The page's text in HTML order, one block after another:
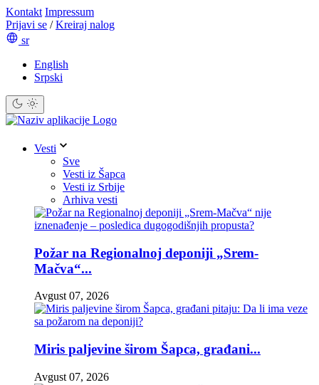
Kontakt Impressum
Prijavi se / Kreiraj nalog
sr
English
Srpski
Vesti
Sve
Vesti iz Šapca
Vesti iz Srbije
Arhiva vesti
Požar na Regionalnoj deponiji „Srem-
Mačva“...
Avgust 07, 2026
Miris paljevine širom Šapca, građani...
Avgust 07, 2026